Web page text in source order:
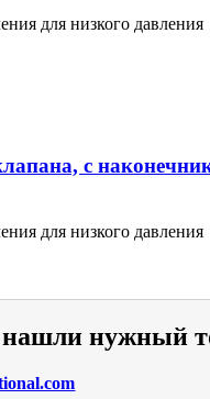
для низкого давления
с
для низкого давления
нужный